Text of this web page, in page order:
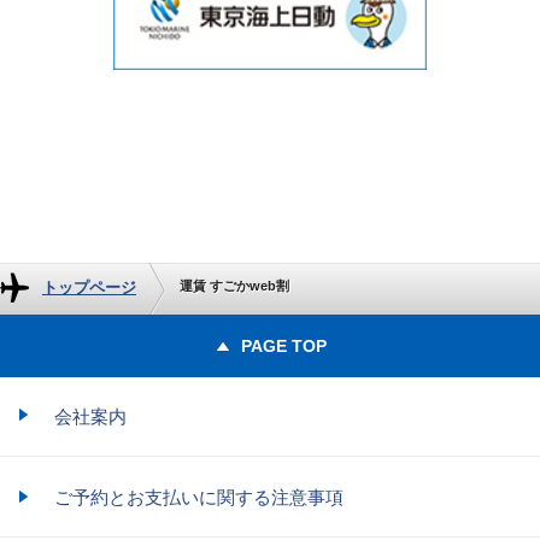
トップページ 運賃 すごかweb割
PAGE TOP
会社案内
ご予約とお支払いに関する注意事項